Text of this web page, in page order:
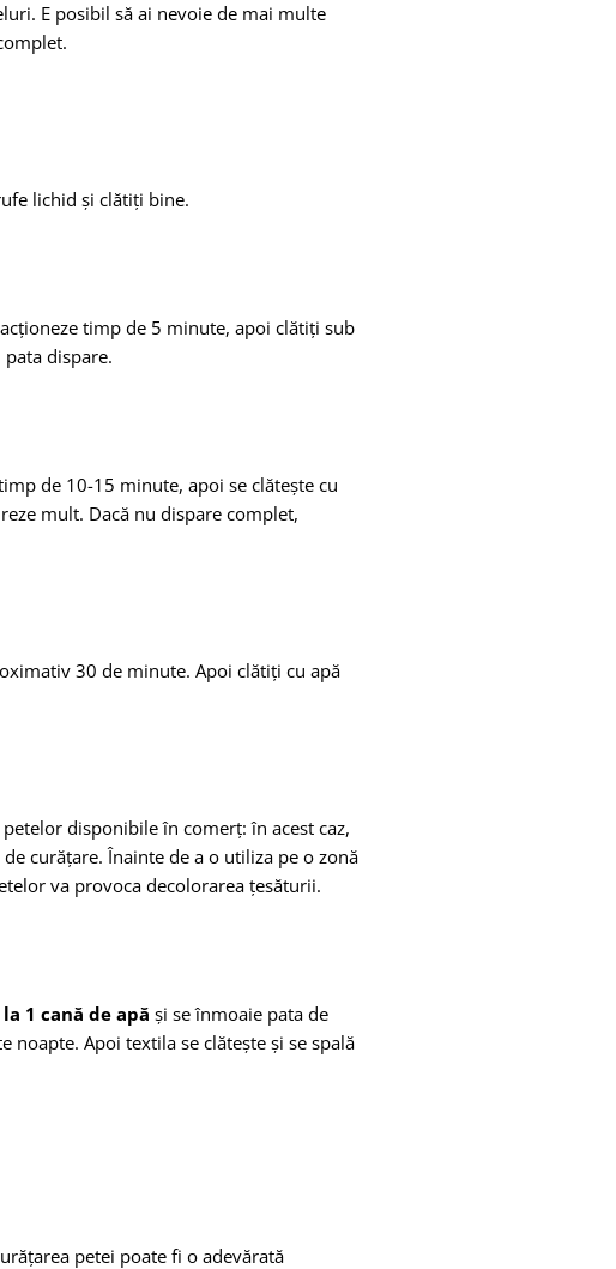
E posibil să ai nevoie de mai multe
lichid și clătiți bine.
timp de 5 minute, apoi clătiți sub
pata dispare.
de 10-15 minute, apoi se clătește cu
mult. Dacă nu dispare complet,
30 de minute. Apoi clătiți cu apă
disponibile în comerț: în acest caz,
curățare. Înainte de a o utiliza pe o zonă
va provoca decolorarea țesăturii.
1 cană de apă și se înmoaie pata de
noapte. Apoi textila se clătește și se spală
petei poate fi o adevărată